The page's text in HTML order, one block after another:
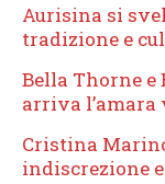
Aurisina si
tradizione e
Bella Thorne e
arriva l’amara
Cristina
indiscrezione